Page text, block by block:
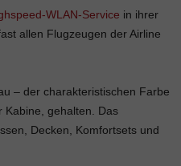
WLAN-Service in ihrer
allen Flugzeugen der Airline
– der charakteristischen Farbe
Kabine, gehalten. Das
Decken, Komfortsets und